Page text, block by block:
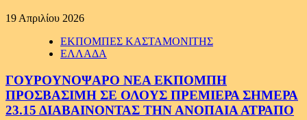
19 Απριλίου 2026
ΕΚΠΟΜΠΕΣ ΚΑΣΤΑΜΟΝΙΤΗΣ
ΕΛΛΑΔΑ
ΓΟΥΡΟΥΝΟΨΑΡΟ ΝΕΑ ΕΚΠΟΜΠΗ
ΠΡΟΣΒΑΣΙΜΗ ΣΕ ΟΛΟΥΣ ΠΡΕΜΙΕΡΑ ΣΗΜΕΡΑ
23.15 ΔΙΑΒΑΙΝΟΝΤΑΣ ΤΗΝ ΑΝΟΠΑΙΑ ΑΤΡΑΠΟ